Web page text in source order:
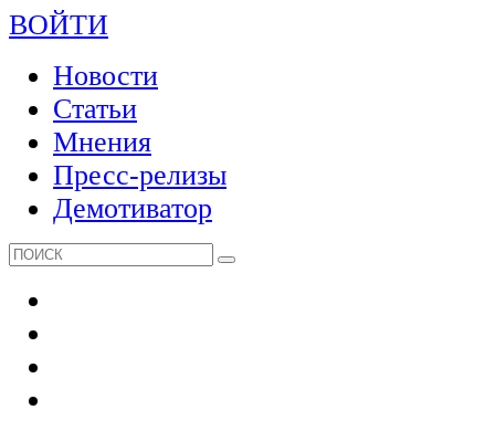
ВОЙТИ
Новости
Статьи
Мнения
Пресс-релизы
Демотиватор